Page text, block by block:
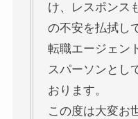
け、レスポンス
の不安を払拭し
転職エージェン
スパーソンとし
おります。
この度は大変お